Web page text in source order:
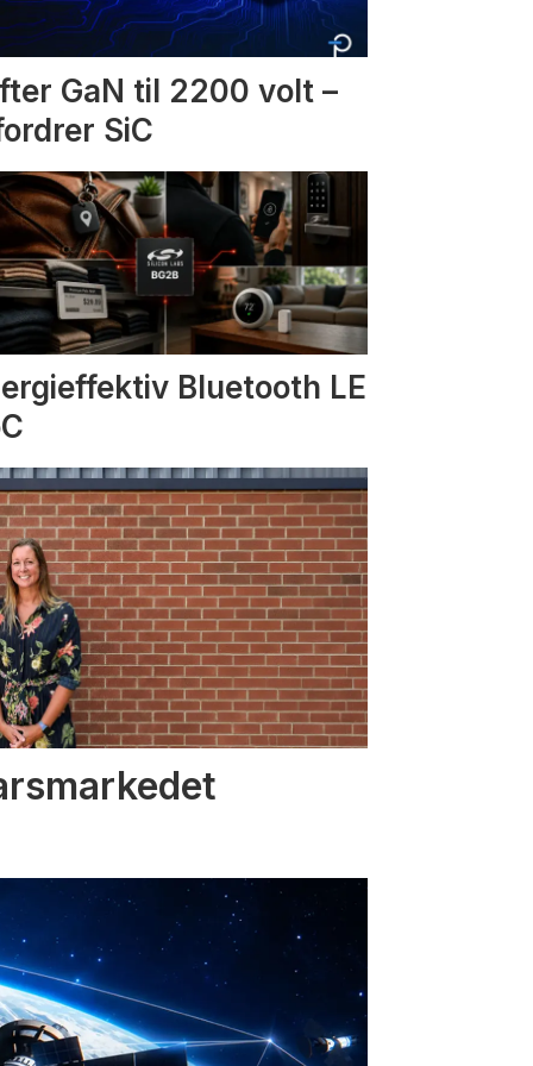
GaN til 2200 volt –
SiC
Bluetooth LE